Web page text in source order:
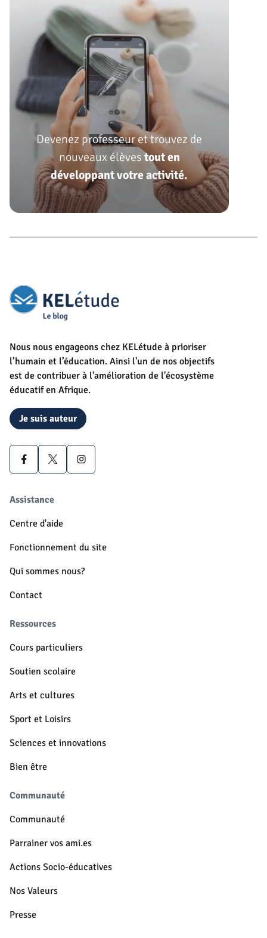
Devenez professeur et trouvez de
nouveaux élèvestout en
développant votre activité.
Nous nous engageons chez KELétude à prioriser
l’humain et l’éducation. Ainsi l'un de nos objectifs
est de contribuer à l'amélioration de l'écosystème
éducatif en Afrique.
Je suis auteur
Assistance
Centre d'aide
Fonctionnement du site
Qui sommes nous?
Contact
Ressources
Cours particuliers
Soutien scolaire
Arts et cultures
Sport et Loisirs
Sciences et innovations
Bien être
Communauté
Communauté
Parrainer vos ami.es
Actions Socio-éducatives
Nos Valeurs
Presse